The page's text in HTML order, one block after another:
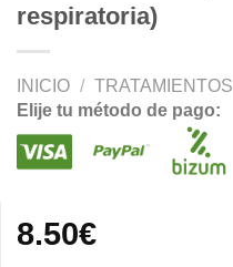
respiratoria)
INICIO / TRATAMIENTOS
Elije tu método de pago:
8.50€